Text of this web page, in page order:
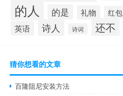
的人 的是 礼物 红包
英语 诗人 诗词 还不
猜你想看的文章
百隆阻尼安装方法